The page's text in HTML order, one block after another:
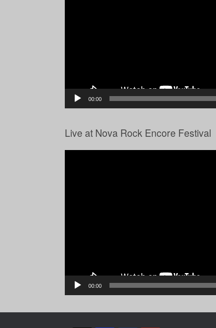
00:00
Live at Nova Rock Encore Festival
00:00